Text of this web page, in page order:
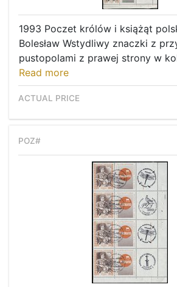
1993 Poczet królów i książąt
Bolesław Wstydliwy znaczki z
pustopolami z prawej strony w
Read more